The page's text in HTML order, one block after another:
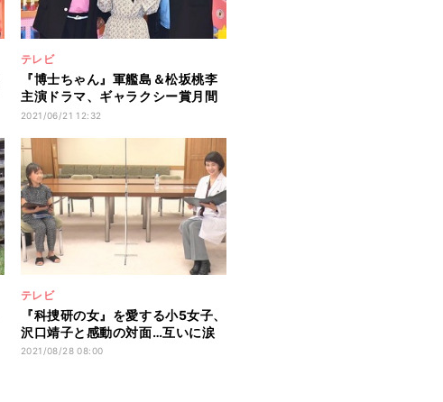
テレビ
『博士ちゃん』軍艦島＆松坂桃李
主演ドラマ、ギャラクシー賞月間
賞
2021/06/21 12:32
テレビ
『科捜研の女』を愛する小5女子、
沢口靖子と感動の対面…互いに涙
2021/08/28 08:00